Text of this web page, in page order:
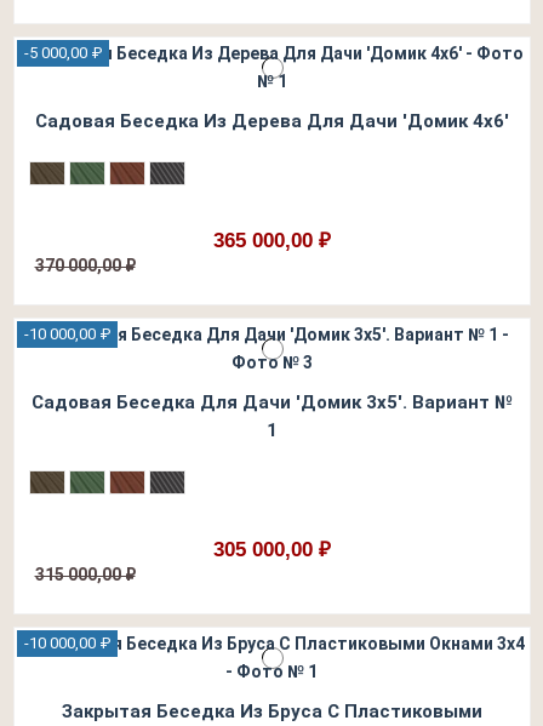
-5 000,00 ₽
Садовая Беседка Из Дерева Для Дачи 'Домик 4х6'
365 000,00 ₽
370 000,00 ₽
-10 000,00 ₽
Садовая Беседка Для Дачи 'Домик 3х5'. Вариант №
1
305 000,00 ₽
315 000,00 ₽
-10 000,00 ₽
Закрытая Беседка Из Бруса С Пластиковыми